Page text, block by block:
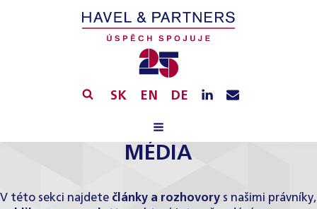
SK EN DE
MÉDIA
V této sekci najdete články a rozhovory s našimi právníky,